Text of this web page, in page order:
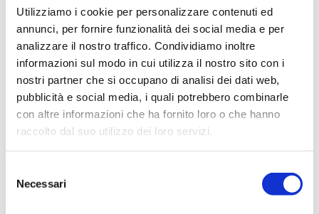
Utilizziamo i cookie per personalizzare contenuti ed
annunci, per fornire funzionalità dei social media e per
analizzare il nostro traffico. Condividiamo inoltre
informazioni sul modo in cui utilizza il nostro sito con i
nostri partner che si occupano di analisi dei dati web,
pubblicità e social media, i quali potrebbero combinarle
con altre informazioni che ha fornito loro o che hanno
raccolto dal suo utilizzo dei loro servizi.
delNecessari
di conservazione e qualche ciuffo di
songinofresco.
Prepara il condimento
In una ciotolina emulsiona il succo di mezzo
limone con 2 cucchiai di olio extravergine di
oliva, un pizzico di sale e, se gradisci, un
cucchiaino di senape per dare carattere al
sapore. Versa sull’insalata e mescola